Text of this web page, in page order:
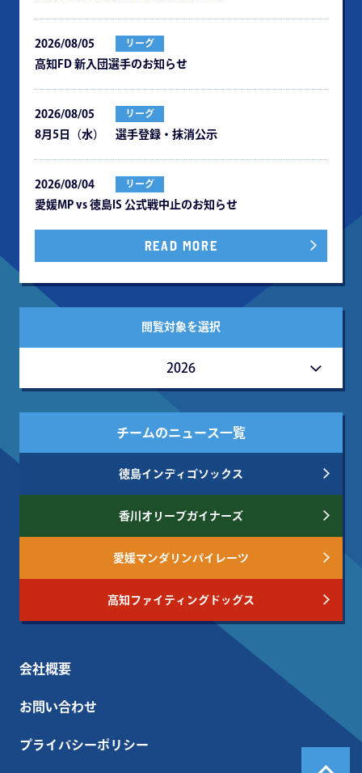
2026/08/05 リーグ
⾼知FD 新⼊団選⼿のお知らせ
2026/08/05 リーグ
8月5日（水） 選手登録・抹消公示
2026/08/04 リーグ
愛媛MP vs 徳島IS 公式戦中⽌のお知らせ
READ MORE
閲覧対象を選択
2026
チームのニュース一覧
徳島インディゴソックス
香川オリーブガイナーズ
愛媛マンダリンパイレーツ
高知ファイティングドッグス
会社概要
お問い合わせ
プライバシーポリシー